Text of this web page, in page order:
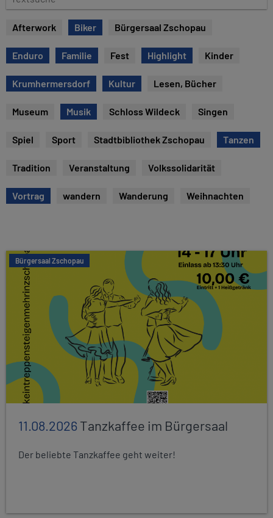
e
s
u
c
Afterwork Biker Bürgersaal Zschopau
Enduro Familie Fest Highlight Kinder
Krumhermersdorf Kultur Lesen, Bücher
Museum Musik Schloss Wildeck Singen
Spiel Sport Stadtbibliothek Zschopau Tanzen
Tradition Veranstaltung Volkssolidarität
Vortrag wandern Wanderung Weihnachten
Bürgersaal Zschopau
11.08.2026Tanzkaffee im Bürgersaal
Der beliebte Tanzkaffee geht weiter!